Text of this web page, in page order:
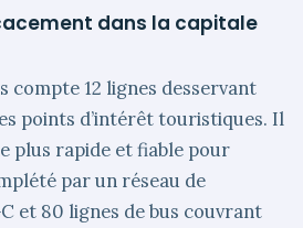
dans la capitale
compte 12 lignes desservant
points d’intérêt touristiques. Il
plus rapide et fiable pour
par un réseau de
et 80 lignes de bus couvrant